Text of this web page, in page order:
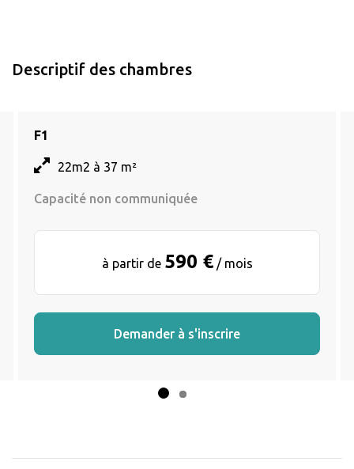
Descriptif des chambres
F1
22m2 à 37 m²
Capacité non communiquée
à partir de 590 €/ mois
Demander à s'inscrire